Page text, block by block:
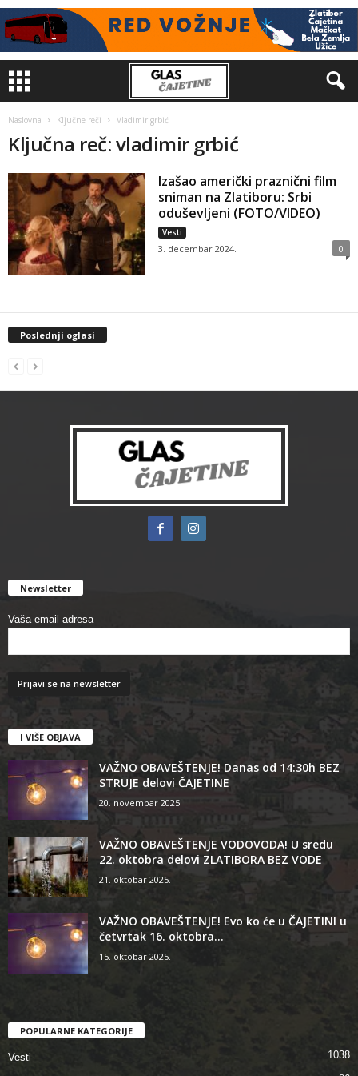
Naslovna Ključne reči Vladimir grbić
Ključna reč: vladimir grbić
Izašao američki praznični film
sniman na Zlatiboru: Srbi
oduševljeni (FOTO/VIDEO)
Vesti
3. decembar 2024. 0
Poslednji oglasi
Newsletter
Vaša email adresa
I VIŠE OBJAVA
VAŽNO OBAVEŠTENJE! Danas od 14:30h BEZ
STRUJE delovi ČAJETINE
20. novembar 2025.
VAŽNO OBAVEŠTENJE VODOVODA! U sredu
22. oktobra delovi ZLATIBORA BEZ VODE
21. oktobar 2025.
VAŽNO OBAVEŠTENJE! Evo ko će u ČAJETINI u
četvrtak 16. oktobra...
15. oktobar 2025.
POPULARNE KATEGORIJE
Vesti 1038